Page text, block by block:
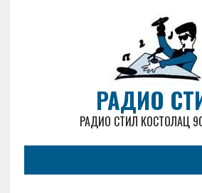
РАДИО
РАДИО СТИЛ КОСТОЛАЦ